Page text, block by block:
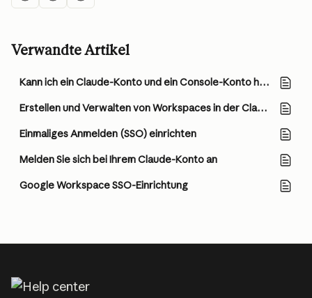
Verwandte Artikel
Kann ich ein Claude-Konto und ein Console-Konto haben?
Erstellen und Verwalten von Workspaces in der Claude Console
Einmaliges Anmelden (SSO) einrichten
Melden Sie sich bei Ihrem Claude-Konto an
Google Workspace SSO-Einrichtung